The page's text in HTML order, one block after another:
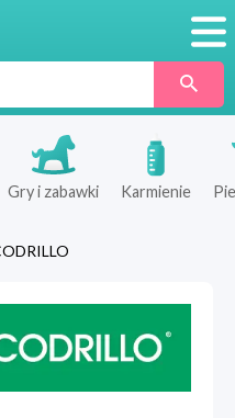
Gry i zabawki Karmienie